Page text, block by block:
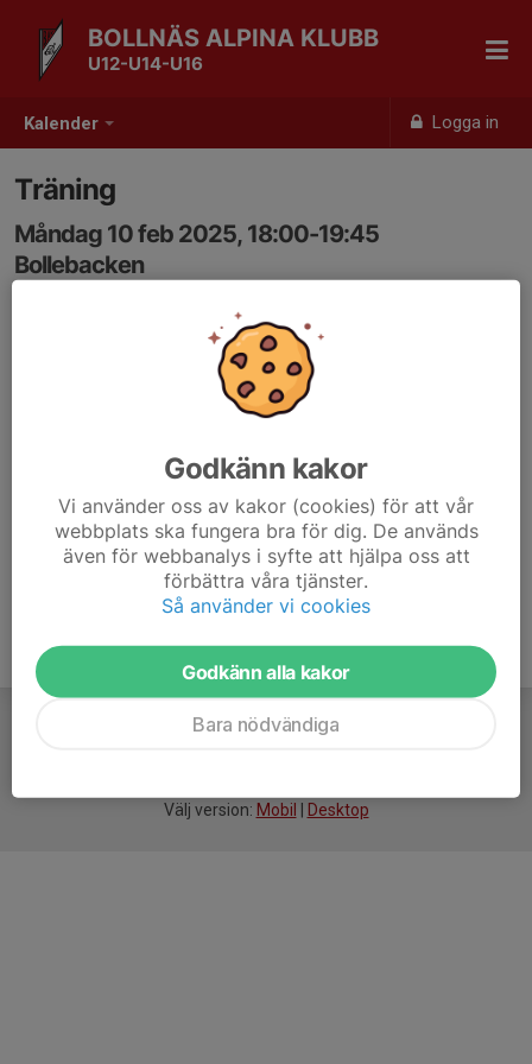
Kalender Logga in
BOLLNÄS ALPINA KLUBB
U12-U14-U16
Träning
Måndag 10 feb 2025, 18:00-19:45
Bollebacken
Välj version: Mobil Desktop
Godkänn kakor
Vi använder oss av kakor (cookies) för att vår
webbplats ska fungera bra för dig. De används
även för webbanalys i syfte att hjälpa oss att
förbättra våra tjänster.
Så använder vi cookies
Godkänn alla kakor
Bara nödvändiga